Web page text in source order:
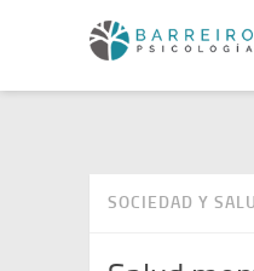
SOCIEDAD Y